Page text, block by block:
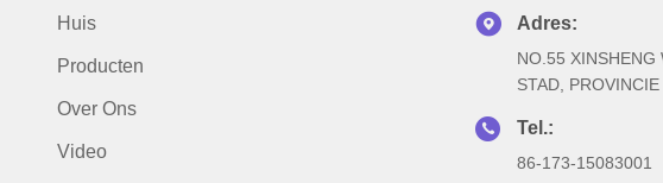
Huis
Producten
Over Ons
Video
Adres:
NO.55 XINSHENG
STAD,
Tel.:
86-173-15083001